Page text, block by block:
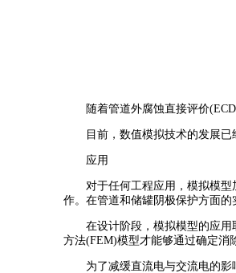
随着管道外腐蚀直接评价
目前，数值模拟技术的发展已经
应用
对于任何工程应用，模拟模型加
作。在管道和储罐阴极保护方面的
在设计阶段，模拟模型的应用取
方法(FEM)模型才能够通过确定消
为了减缓直流电与交流电的影响